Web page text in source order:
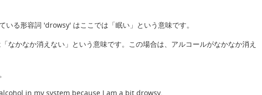
いる形容詞 'drowsy' はここでは「眠い」という意味です。
なかなか消えない」という意味です。この場合は、アルコールがなかなか消え
in my system because I am a bit drowsy.